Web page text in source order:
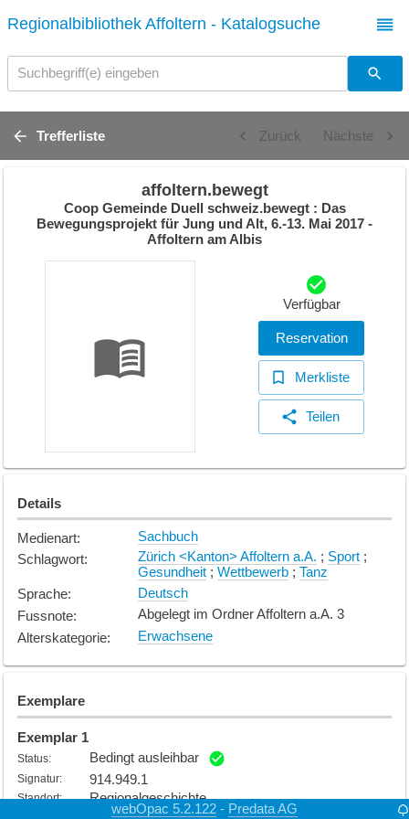
Regionalbibliothek Affoltern - Katalogsuche
Suchbegriff(e) eingeben
Trefferliste Zurück Nächste
affoltern.bewegt
Coop Gemeinde Duell schweiz.bewegt : Das
Bewegungsprojekt für Jung und Alt, 6.-13. Mai 2017 -
Affoltern am Albis
Verfügbar
Reservation
Merkliste
Teilen
Details
Medienart:
Sachbuch
Schlagwort: Zürich <Kanton> Affoltern a.A. ; Sport;
Gesundheit; Wettbewerb; Tanz
Sprache:
Deutsch
Fussnote:
Abgelegt im Ordner Affoltern a.A. 3
Alterskategorie: Erwachsene
Exemplare
Exemplar 1
Status: Bedingt ausleihbar
Signatur: 914.949.1
Standort: Regionalgeschichte
webOpac 5.2.122 - Predata AG